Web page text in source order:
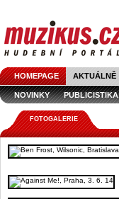
HOMEPAGE AKTUÁLNĚ
NOVINKY PUBLICISTIKA
FOTOGALERIE